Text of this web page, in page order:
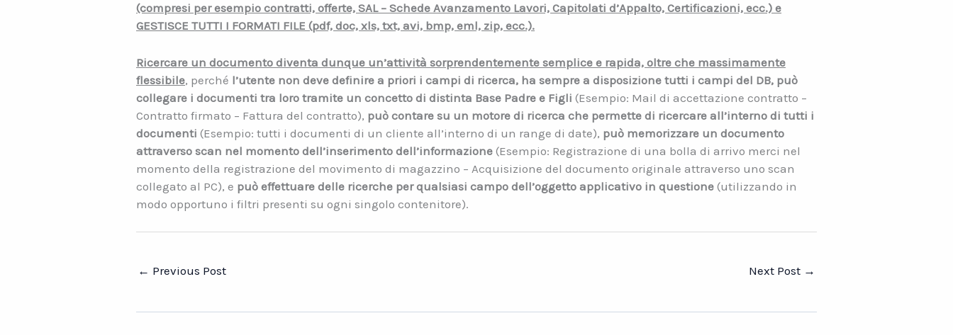
(compresi per esempio contratti, offerte, SAL – Schede Avanzamento Lavori, Capitolati d’Appalto, Certificazioni, ecc.) e
GESTISCE TUTTI I FORMATI FILE (pdf, doc, xls, txt, avi, bmp, eml, zip, ecc.).
Ricercare un documento diventa dunque un’attività sorprendentemente semplice e rapida, oltre che massimamente
flessibile, perché l’utente non deve definire a priori i campi di ricerca, ha sempre a disposizione tutti i campi del DB, può
collegare i documenti tra loro tramite un concetto di distinta Base Padre e Figli (Esempio: Mail di accettazione contratto –
Contratto firmato – Fattura del contratto), può contare su un motore di ricerca che permette di ricercare all’interno di tutti i
documenti (Esempio: tutti i documenti di un cliente all’interno di un range di date), può memorizzare un documento
attraverso scan nel momento dell’inserimento dell’informazione (Esempio: Registrazione di una bolla di arrivo merci nel
momento della registrazione del movimento di magazzino – Acquisizione del documento originale attraverso uno scan
collegato al PC), e può effettuare delle ricerche per qualsiasi campo dell’oggetto applicativo in questione (utilizzando in
modo opportuno i filtri presenti su ogni singolo contenitore).
← Previous Post Next Post →